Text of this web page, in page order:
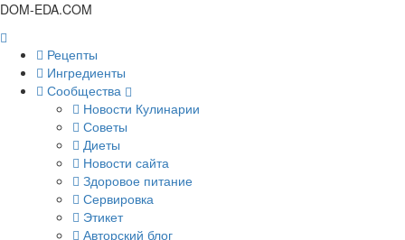
DOM-EDA.COM
Рецепты
Ингредиенты
Сообщества
Новости Кулинарии
Советы
Диеты
Новости сайта
Здоровое питание
Сервировка
Этикет
Авторский блог